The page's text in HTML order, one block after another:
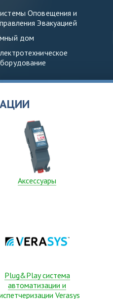
Оповещения и
Эвакуацией
дом
Аксессуары
Plug&Play система
автоматизации и
Verasys